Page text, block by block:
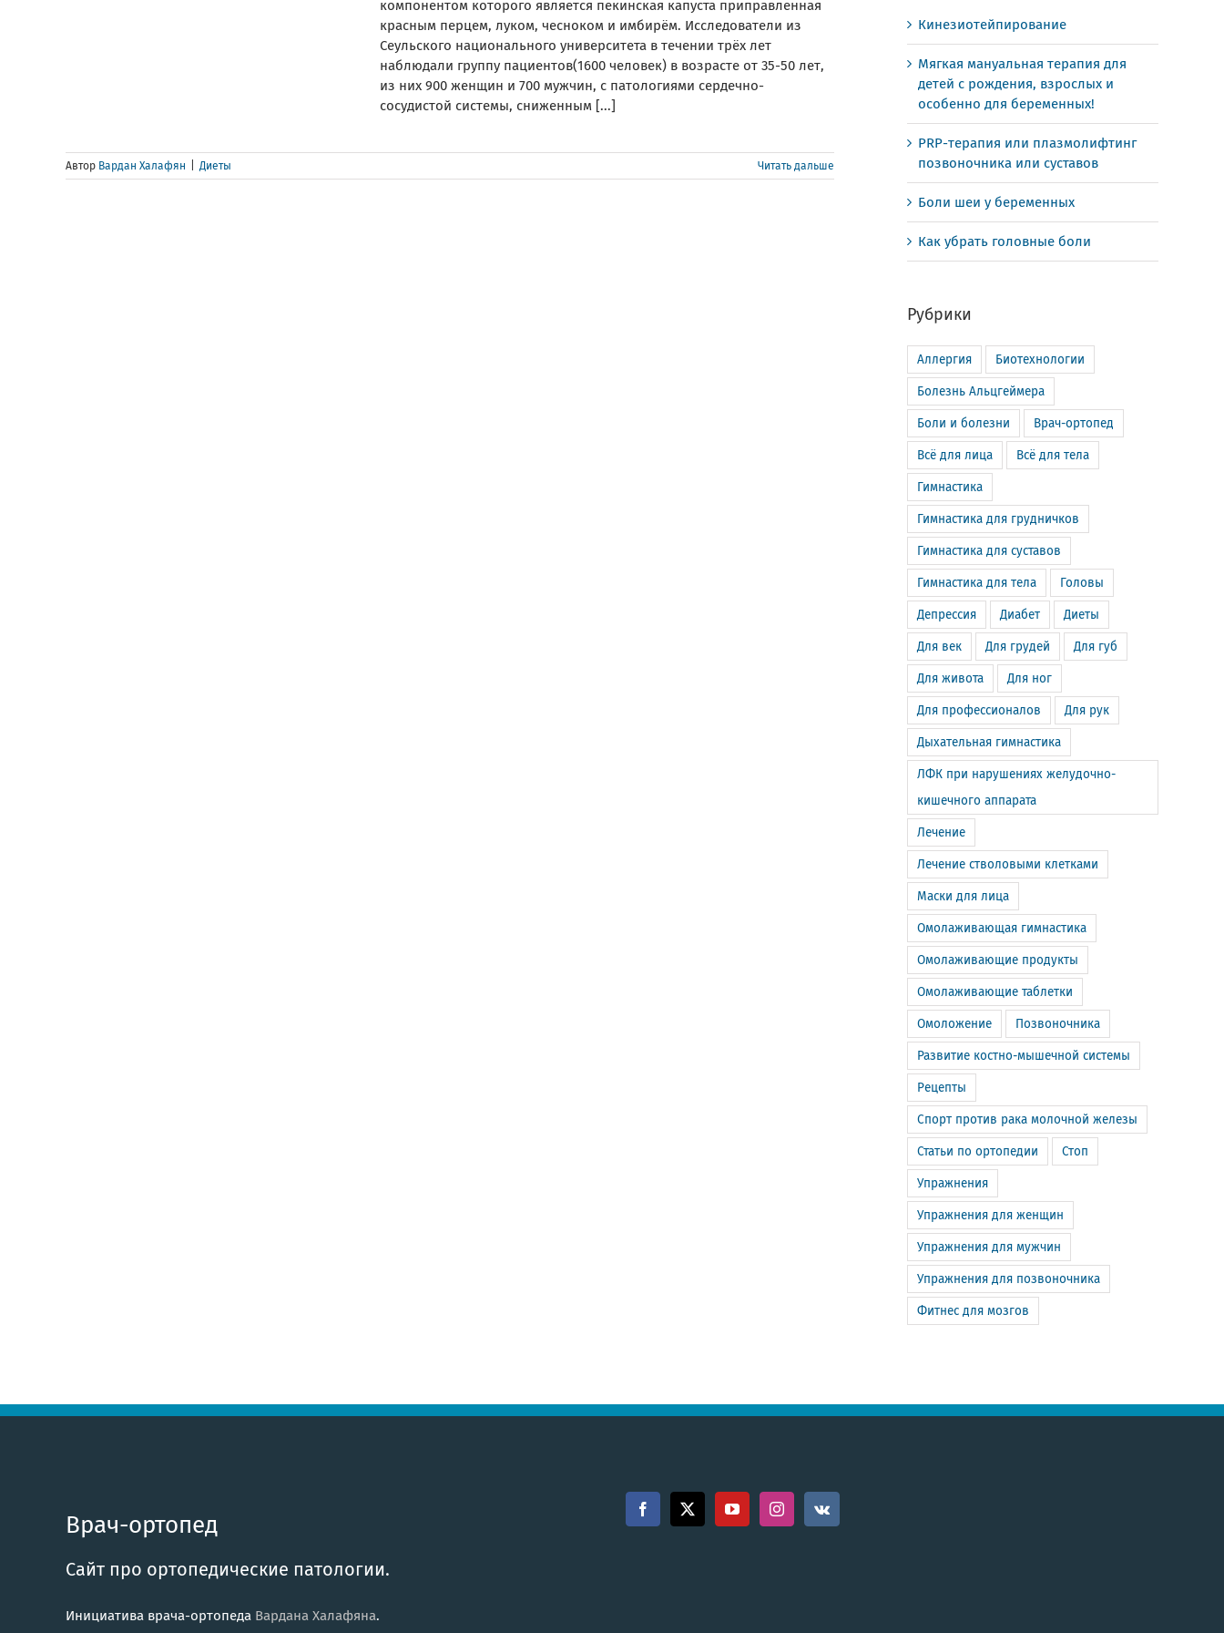
компонентом которого является пекинская капуста приправленная
красным перцем, луком, чесноком и имбирём. Исследователи из
Сеульского национального университета в течении трёх лет
наблюдали группу пациентов(1600 человек) в возрасте от 35-50 лет,
из них 900 женщин и 700 мужчин, с патологиями сердечно-
сосудистой системы, сниженным [...]
Автор Вардан Халафян Диеты Читать дальше
Кинезиотейпирование
Мягкая мануальная терапия для
детей с рождения, взрослых и
особенно для беременных!
PRP-терапия или плазмолифтинг
позвоночника или суставов
Боли шеи у беременных
Как убрать головные боли
Рубрики
Аллергия Биотехнологии
Болезнь Альцгеймера
Боли и болезни Врач-ортопед
Всё для лица Всё для тела
Гимнастика
Гимнастика для грудничков
Гимнастика для суставов
Гимнастика для тела Головы
Депрессия Диабет Диеты
Для век Для грудей Для губ
Для живота Для ног
Для профессионалов Для рук
Дыхательная гимнастика
ЛФК при нарушениях желудочно-
кишечного аппарата
Лечение
Лечение стволовыми клетками
Маски для лица
Омолаживающая гимнастика
Омолаживающие продукты
Омолаживающие таблетки
Омоложение Позвоночника
Развитие костно-мышечной системы
Рецепты
Спорт против рака молочной железы
Статьи по ортопедии Стоп
Упражнения
Упражнения для женщин
Упражнения для мужчин
Упражнения для позвоночника
Фитнес для мозгов
Врач-ортопед
Сайт про ортопедические патологии.
Инициатива врача-ортопеда Вардана Халафяна.